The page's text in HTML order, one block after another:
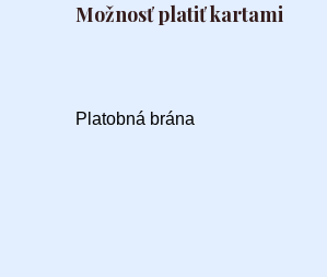
Možnosť platiť kartami
Platobná brána